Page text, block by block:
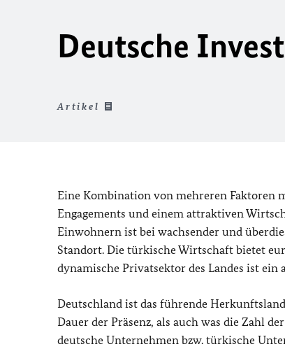
Deutsche
Artikel
Eine Kombination von mehreren Faktoren
Engagements und einem attraktiven
Einwohnern ist bei wachsender und
Standort. Die türkische Wirtschaft bietet
dynamische Privatsektor des Landes ist
Deutschland ist das führende
Dauer der Präsenz, als auch was die Zahl
deutsche Unternehmen bzw. türkische